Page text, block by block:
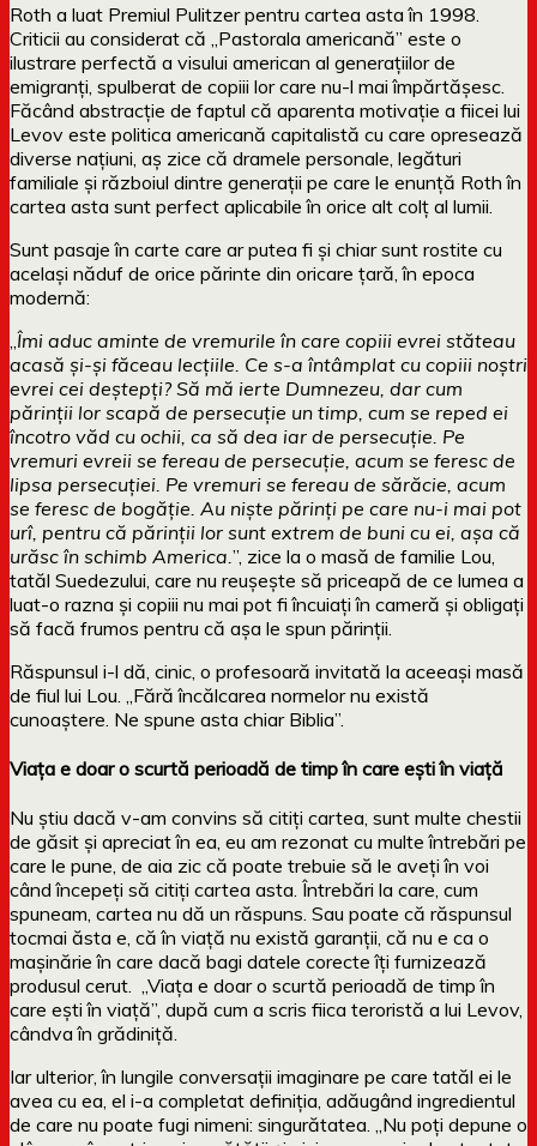
Roth a luat Premiul Pulitzer pentru cartea asta în 1998.
Criticii au considerat că „Pastorala americană” este o
ilustrare perfectă a visului american al generațiilor de
emigranți, spulberat de copiii lor care nu-l mai împărtășesc.
Făcând abstracție de faptul că aparenta motivație a fiicei lui
Levov este politica americană capitalistă cu care opresează
diverse națiuni, aș zice că dramele personale, legături
familiale și războiul dintre generații pe care le enunță Roth în
cartea asta sunt perfect aplicabile în orice alt colț al lumii.
Sunt pasaje în carte care ar putea fi și chiar sunt rostite cu
același năduf de orice părinte din oricare țară, în epoca
modernă:
Îmi aduc aminte de vremurile în care copiii evrei stăteau
acasă și-și făceau lecțiile. Ce s-a întâmplat cu copiii noștri
evrei cei deștepți? Să mă ierte Dumnezeu, dar cum
părinții lor scapă de persecuție un timp, cum se reped ei
încotro văd cu ochii, ca să dea iar de persecuție. Pe
vremuri evreii se fereau de persecuție, acum se feresc de
lipsa persecuției. Pe vremuri se fereau de sărăcie, acum
se feresc de bogăție. Au niște părinți pe care nu-i mai pot
urî, pentru că părinții lor sunt extrem de buni cu ei, așa că
urăsc în schimb America. ”, zice la o masă de familie Lou,
tatăl Suedezului, care nu reușește să priceapă de ce lumea a
luat-o razna și copiii nu mai pot fi încuiați în cameră și obligați
să facă frumos pentru că așa le spun părinții.
Răspunsul i-l dă, cinic, o profesoară invitată la aceeași masă
de fiul lui Lou. „Fără încălcarea normelor nu există
cunoaștere. Ne spune asta chiar Biblia”.
Viața e doar o scurtă perioadă de timp în care ești în viață
Nu știu dacă v-am convins să citiți cartea, sunt multe chestii
de găsit și apreciat în ea, eu am rezonat cu multe întrebări pe
care le pune, de aia zic că poate trebuie să le aveți în voi
când începeți să citiți cartea asta. Întrebări la care, cum
spuneam, cartea nu dă un răspuns. Sau poate că răspunsul
tocmai ăsta e, că în viață nu există garanții, că nu e ca o
mașinărie în care dacă bagi datele corecte îți furnizează
produsul cerut. „Viața e doar o scurtă perioadă de timp în
care ești în viață”, după cum a scris fiica teroristă a lui Levov,
cândva în grădiniță.
Iar ulterior, în lungile conversații imaginare pe care tatăl ei le
avea cu ea, el i-a completat definiția, adăugând ingredientul
de care nu poate fugi nimeni: singurătatea. „Nu poți depune o